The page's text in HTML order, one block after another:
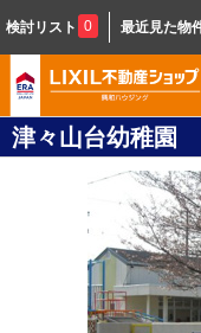
検討リスト 0 最近見た物
津々山台幼稚園